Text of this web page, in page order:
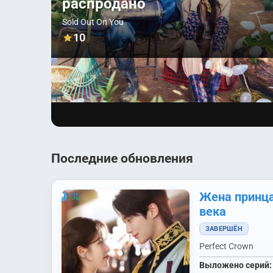
распродано
Sold Out On You
10
Последние обновления
Жена
века
ЗАВЕРШЁН
Perfect Crown
Выложено серий: